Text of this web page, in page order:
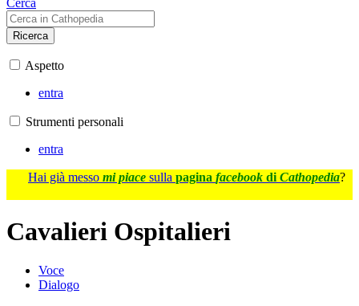
Cerca
Ricerca
Aspetto
entra
Strumenti personali
entra
Hai già messo mi piace sulla pagina facebook di Cathopedia?
Cavalieri Ospitalieri
Voce
Dialogo